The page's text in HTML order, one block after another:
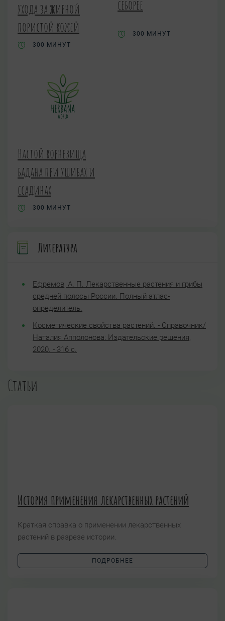
ухода за жирной
пористой кожей
300 МИНУТ
себорее
300 МИНУТ
Настой корневища
бадана при ушибах и
ссадинах
300 МИНУТ
Литература
Ефремов, А. П. Лекарственные растения и грибы
средней полосы России. Полный атлас-
определитель.
Косметические свойства растений. - Справочник/
Наталия Апполонова: Издательские решения,
2020. - 316 с.
Статьи
История применения лекарственных растений
Краткая справка о применении лекарственных
растений в разрезе истории.
ПОДРОБНЕЕ